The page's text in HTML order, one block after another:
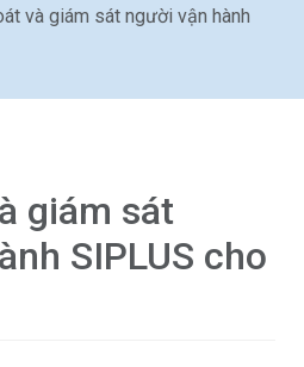
và giám sát người vận hành
giám sát
SIPLUS cho